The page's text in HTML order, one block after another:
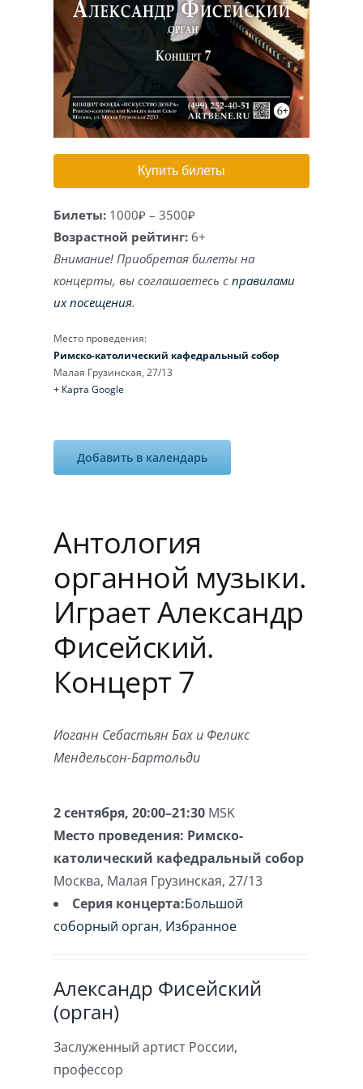
Игра на органе
Купить билеты
Билеты: 1000₽ – 3500₽
Возрастной рейтинг: 6+
Внимание! Приобретая билеты на
концерты, вы соглашаетесь справилами
их посещения.
Место проведения:
Римско-католический кафедральный собор
Малая Грузинская, 27/13
+ Карта Google
Добавить в календарь
Антология
органной музыки.
Играет Александр
Фисейский.
Концерт 7
Иоганн Себастьян Бах и Феликс
Мендельсон-Бартольди
2 сентября, 20:00–21:30 MSK
Место проведения: Римско-
католический кафедральный собор
Москва, Малая Грузинская, 27/13
Серия концерта:Большой
соборный орган, Избранное
Александр Фисейский
(орган)
Заслуженный артист России,
профессор